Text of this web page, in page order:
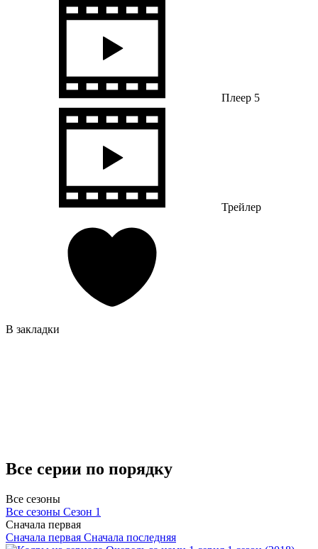
Плеер 5
Трейлер
В закладки
Все серии по порядку
Все сезоны
Все сезоны Сезон 1
Сначала первая
Сначала первая Сначала последняя